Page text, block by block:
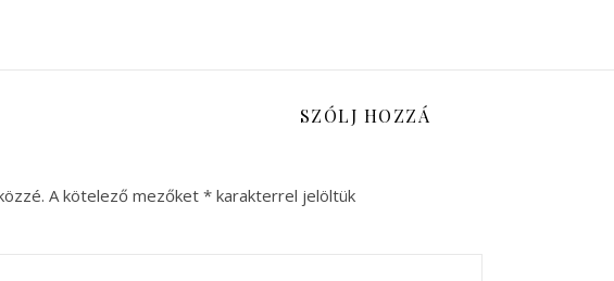
SZÓLJ HOZZÁ
A kötelező mezőket * karakterrel jelöltük